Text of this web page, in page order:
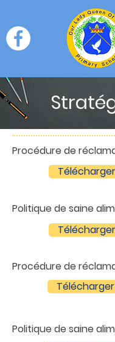
Procédure de
Politique de saine
Procédure de
Politique de saine